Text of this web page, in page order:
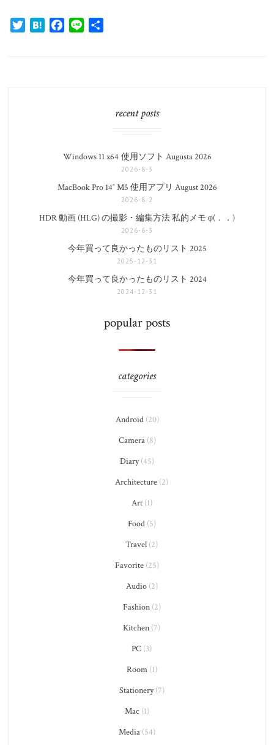
TwitterHatenaFacebook
Line
recent posts
Windows 11 x64 使用ソフト Augusta 2026
2026-8-3
MacBook Pro 14″ M5 使用アプリ August 2026
2026-8-2
HDR 動画 (HLG) の撮影・編集方法 私的メモ φ(．．)
2026-6-3
今年買って良かったものリスト 2025
2025-12-31
今年買って良かったものリスト 2024
2024-12-31
popular posts
categories
Android(20)
Camera(8)
Diary(45)
Architecture (2)
Art(1)
Food(5)
Travel (2)
Favorite (25)
Audio(2)
Fashion(2)
Kitchen (7)
PC (3)
Room(1)
Stationery(7)
Mac (1)
Media (54)